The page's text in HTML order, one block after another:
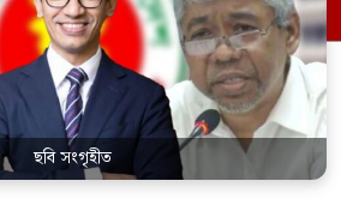
বাংলাদেশ বিনিয়োগ উন্নয়ন
চেয়ারম্যান এবং
ছবি সংগৃহীত